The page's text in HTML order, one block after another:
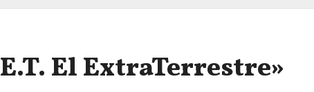
El ExtraTerrestre»